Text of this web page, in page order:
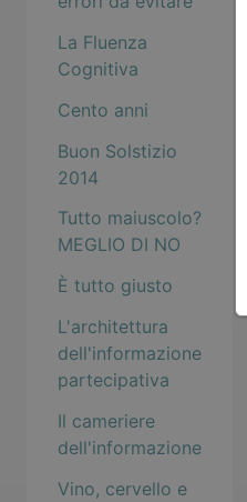
La Fluenza
Cognitiva
Cento anni
Buon Solstizio
2014
Tutto maiuscolo?
MEGLIO DI NO
È tutto giusto
L'architettura
dell'informazione
partecipativa
Il cameriere
dell'informazione
Vino, cervello e